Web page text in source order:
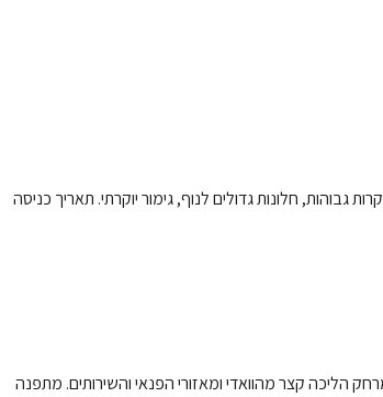
חלונות גדולים לנוף, גימור יוקרתי. תאריך כניסה
הליכה קצר מהוואדי ומאזורי הפנאי והשירותים. מתפנה